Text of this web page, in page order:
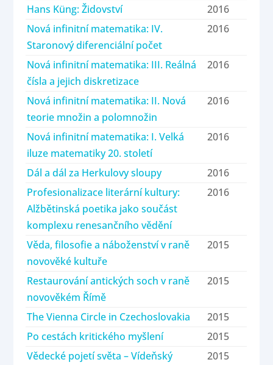
Hans Küng: Židovství
2016
Nová infinitní matematika: IV.
Staronový diferenciální počet
2016
Nová infinitní matematika: III. Reálná
čísla a jejich diskretizace
2016
Nová infinitní matematika: II. Nová
teorie množin a polomnožin
2016
Nová infinitní matematika: I. Velká
iluze matematiky 20. století
2016
Dál a dál za Herkulovy sloupy
2016
Profesionalizace literární kultury:
Alžbětinská poetika jako součást
komplexu renesančního vědění
2016
Věda, filosofie a náboženství v raně
novověké kultuře
2015
Restaurování antických soch v raně
novověkém Římě
2015
The Vienna Circle in Czechoslovakia
2015
Po cestách kritického myšlení
2015
Vědecké pojetí světa – Vídeňský
2015